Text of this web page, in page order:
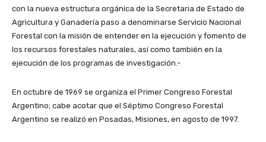
con la nueva estructura orgánica de la Secretaria de Estado de
Agricultura y Ganadería paso a denominarse Servicio Nacional
Forestal con la misión de entender en la ejecución y fomento de
los recursos forestales naturales, así como también en la
ejecución de los programas de investigación.-
En octubre de 1969 se organiza el Primer Congreso Forestal
Argentino; cabe acotar que el Séptimo Congreso Forestal
Argentino se realizó en Posadas, Misiones, en agosto de 1997.